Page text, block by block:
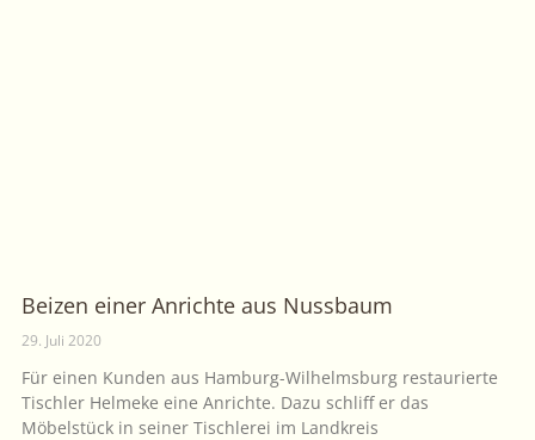
Beizen einer Anrichte aus Nussbaum
29. Juli 2020
Für einen Kunden aus Hamburg-Wilhelmsburg restaurierte
Tischler Helmeke eine Anrichte. Dazu schliff er das
Möbelstück in seiner Tischlerei im Landkreis